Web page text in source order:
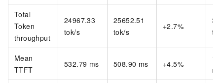
Total
Token
throughput
24967.33
tok/s
25652.51
tok/s
+2.7%
Mean
TTFT
532.79 ms 508.90 ms +4.5%